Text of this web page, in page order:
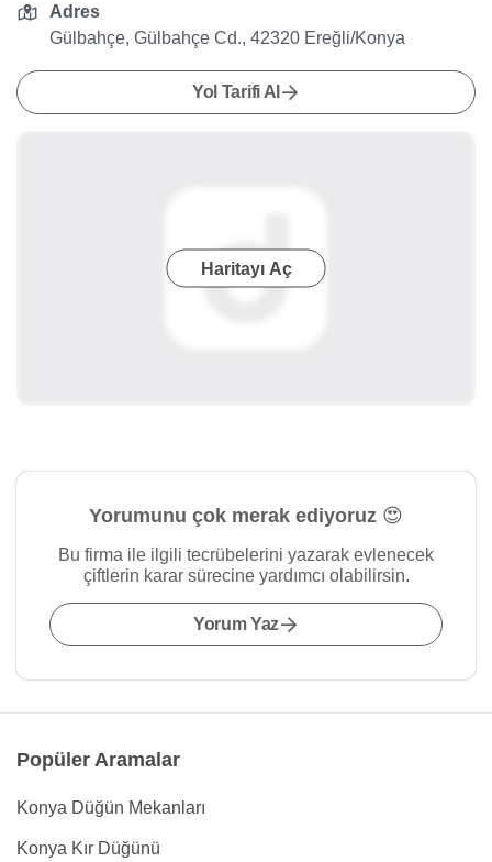
Adres
Gülbahçe, Gülbahçe Cd., 42320 Ereğli/Konya
Yol Tarifi Al
Haritayı Aç
Yorumunu çok merak ediyoruz 😍
Bu firma ile ilgili tecrübelerini yazarak evlenecek
çiftlerin karar sürecine yardımcı olabilirsin.
Yorum Yaz
Popüler Aramalar
Konya Düğün Mekanları
Konya Kır Düğünü